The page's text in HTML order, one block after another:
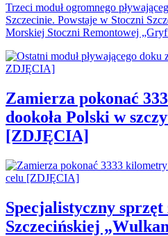
Trzeci moduł ogromnego
Szczecinie. Powstaje w Stoczni
Morskiej Stoczni Remontowej
Zamierza pokonać
dookoła Polski w
[ZDJĘCIA]
Specjalistyczny sprzęt
Szczecińskiej